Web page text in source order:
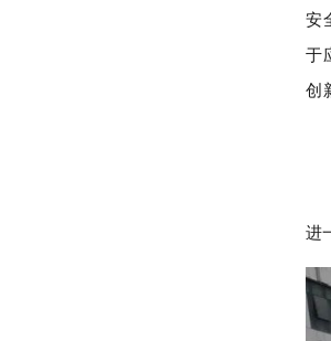
安
于
创
进